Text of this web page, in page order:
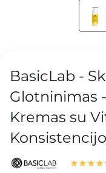
BasicLab -
Glotninimas
Kremas su